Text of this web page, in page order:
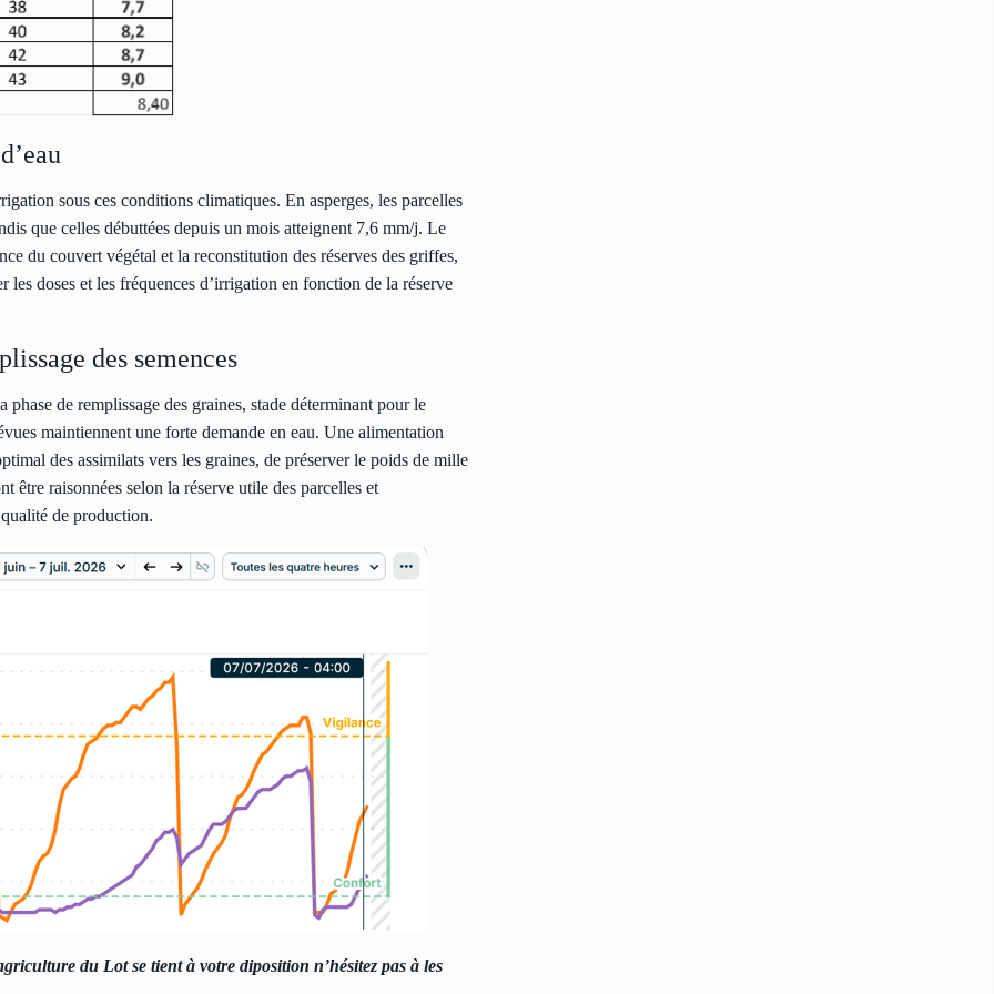
sous ces conditions climatiques. En asperges, les parcelles
que celles débuttées depuis un mois atteignent 7,6 mm/j. Le
du couvert végétal et la reconstitution des réserves des griffes,
doses et les fréquences d’irrigation en fonction de la réserve
des semences
de remplissage des graines, stade déterminant pour le
maintiennent une forte demande en eau. Une alimentation
des assimilats vers les graines, de préserver le poids de mille
être raisonnées selon la réserve utile des parcelles et
de production.
du Lot se tient à votre diposition n’hésitez pas à les